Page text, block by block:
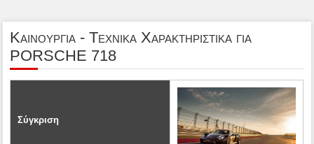
Καινουργια - Τεχνικα Χαρακτηριστικα για
PORSCHE 718
Σύγκριση